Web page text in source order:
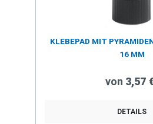
KLEBEPAD MIT
16 MM
von 3,57
DETAILS